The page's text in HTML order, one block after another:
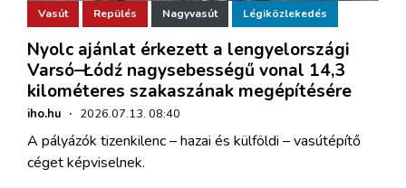
Vasút Repülés Nagyvasút Légiközlekedés
Nyolc ajánlat érkezett a lengyelországi
Varsó–Łódź nagysebességű vonal 14,3
kilométeres szakaszának megépítésére
iho.hu · 2026.07.13. 08:40
A pályázók tizenkilenc – hazai és külföldi – vasútépítő
céget képviselnek.